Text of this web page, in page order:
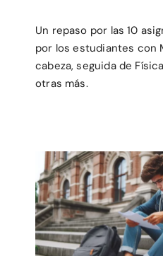
Un repaso por las 10
por los estudiantes con
cabeza, seguida de
otras más.